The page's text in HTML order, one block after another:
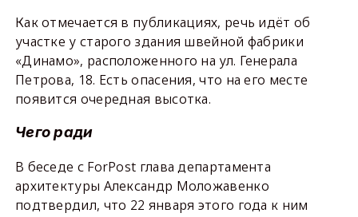
Как отмечается в публикациях, речь идёт об
участке у старого здания швейной фабрики
«Динамо», расположенного на ул. Генерала
Петрова, 18. Есть опасения, что на его месте
появится очередная высотка.
Чего ради
В беседе с ForPost глава департамента
архитектуры Александр Моложавенко
подтвердил, что 22 января этого года к ним